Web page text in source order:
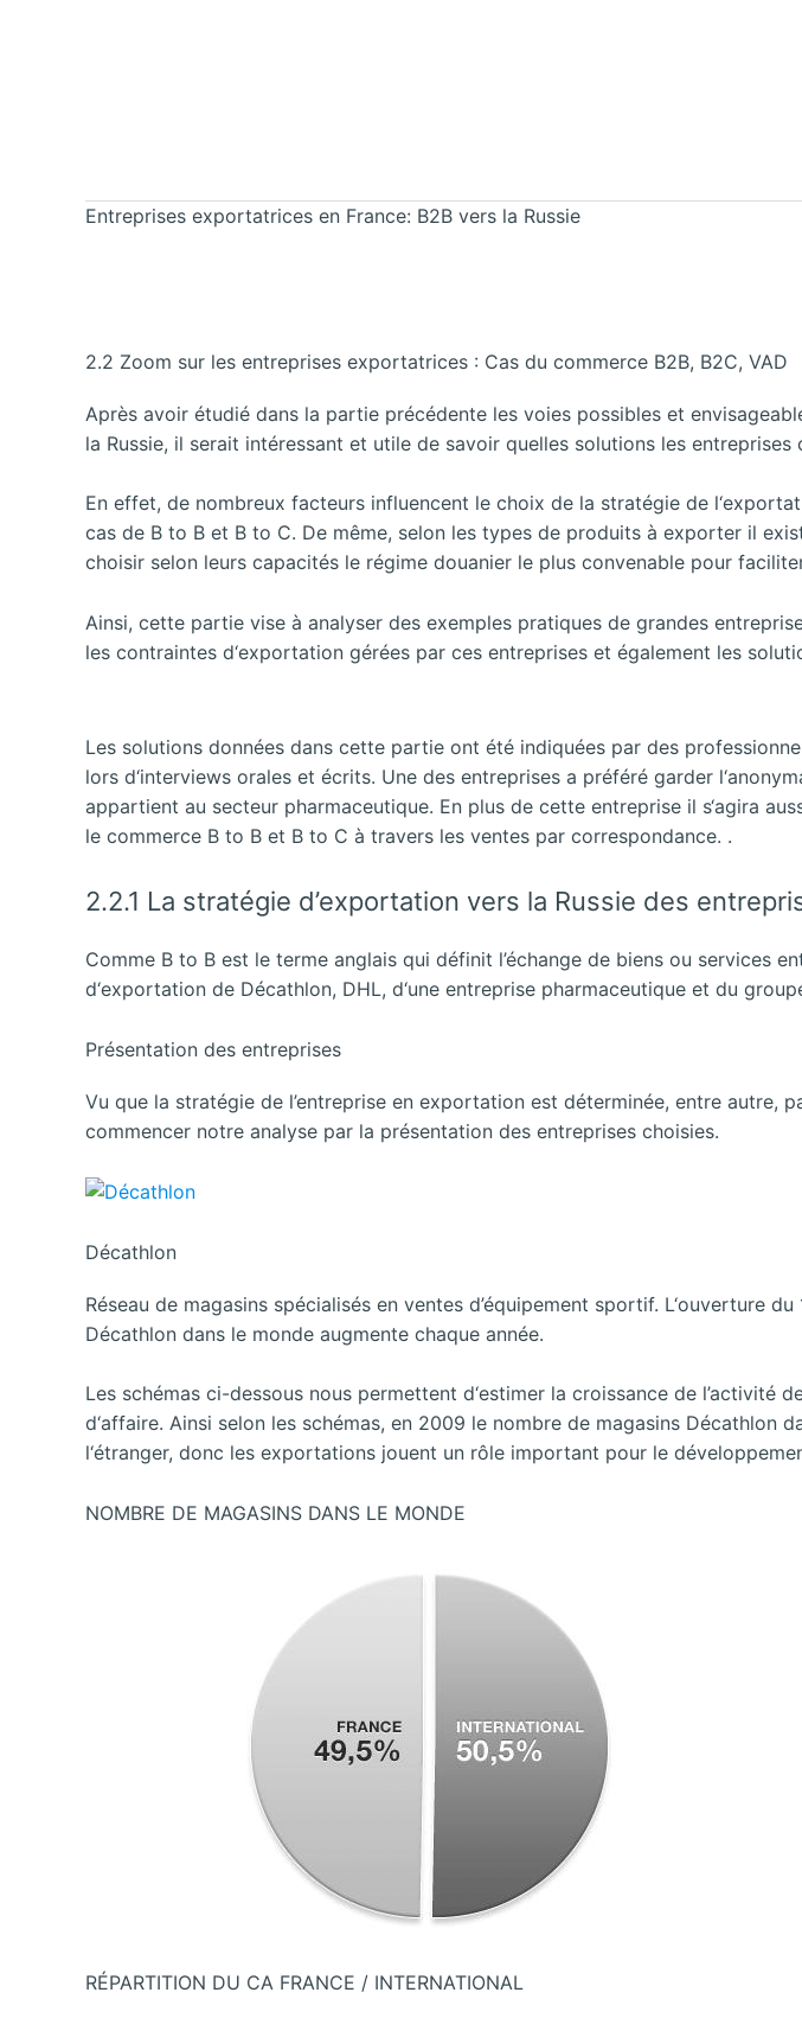
Entreprises exportatrices en France: B2B vers la Russie
2.2 Zoom sur les entreprises exportatrices : Cas du commerce B2B, B2C, VAD
Après avoir étudié dans la partie précédente les voies possibles et
la Russie, il serait intéressant et utile de savoir quelles solutions les
En effet, de nombreux facteurs influencent le choix de la stratégie de
cas de B to B et B to C. De même, selon les types de produits à exporter il
choisir selon leurs capacités le régime douanier le plus convenable pour
Ainsi, cette partie vise à analyser des exemples pratiques de grandes
les contraintes d‘exportation gérées par ces entreprises et également les
Les solutions données dans cette partie ont été indiquées par des
lors d‘interviews orales et écrits. Une des entreprises a préféré garder
appartient au secteur pharmaceutique. En plus de cette entreprise il s‘agira
le commerce B to B et B to C à travers les ventes par correspondance. .
2.2.1 La stratégie d’exportation vers la Russie des
Comme B to B est le terme anglais qui définit l’échange de biens ou services
d‘exportation de Décathlon, DHL, d‘une entreprise pharmaceutique et du
Présentation des entreprises
Vu que la stratégie de l’entreprise en exportation est déterminée, entre autre,
commencer notre analyse par la présentation des entreprises choisies.
Décathlon
Réseau de magasins spécialisés en ventes d’équipement sportif. L‘ouverture
Décathlon dans le monde augmente chaque année.
Les schémas ci-dessous nous permettent d‘estimer la croissance de l’activité
d‘affaire. Ainsi selon les schémas, en 2009 le nombre de magasins
l‘étranger, donc les exportations jouent un rôle important pour le
NOMBRE DE MAGASINS DANS LE MONDE
RÉPARTITION DU CA FRANCE / INTERNATIONAL